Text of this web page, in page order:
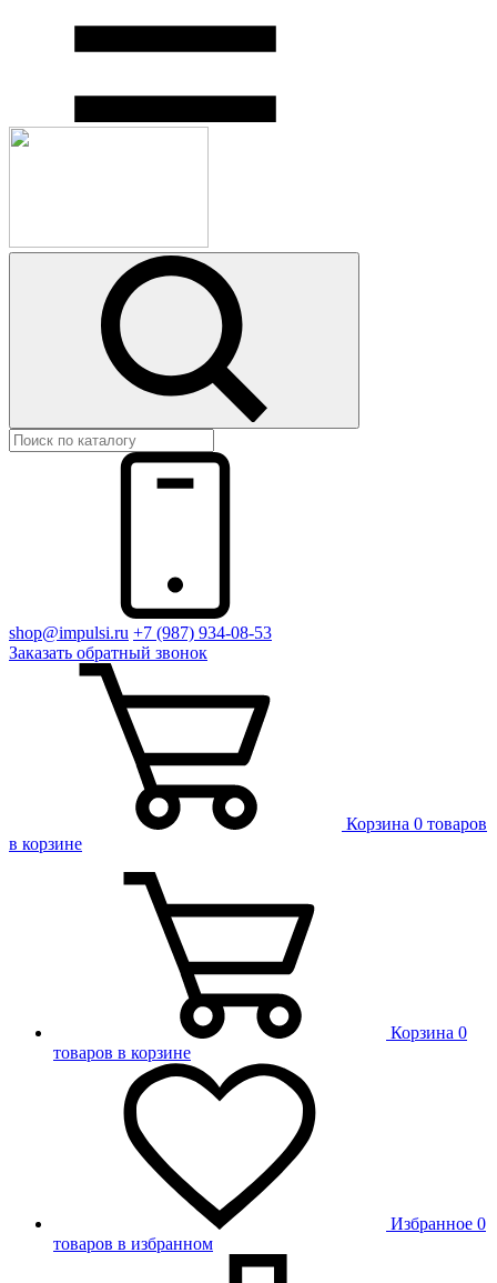
shop@impulsi.ru +7 (987) 934-08-53
Заказать обратный звонок
Корзина 0 товаров
в корзине
Корзина 0
товаров в корзине
Избранное 0
товаров в избранном